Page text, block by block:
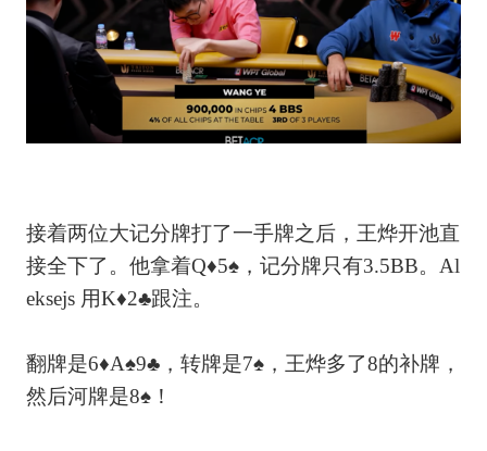
接着两位大记分牌打了一手牌之后，王烨开池直
接全下了。他拿着Q♦5♠，记分牌只有3.5BB。Al
eksejs 用K♦2♣跟注。
翻牌是6♦A♠9♣，转牌是7♠，王烨多了8的补牌，
然后河牌是8♠！